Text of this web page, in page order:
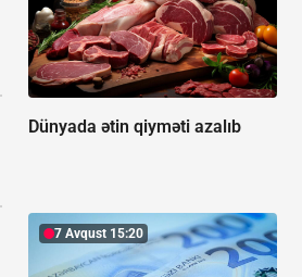
Dünyada ətin qiyməti azalıb
7 Avqust 15:20